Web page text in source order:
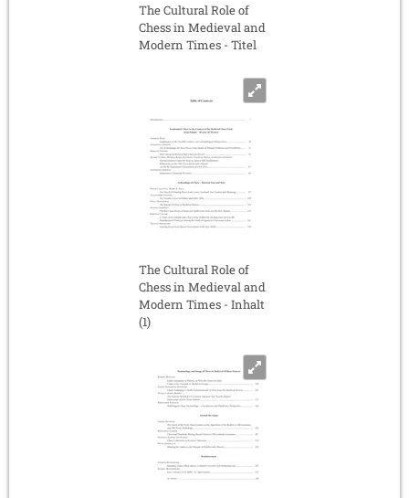
The Cultural Role of
Chess in Medieval and
Modern Times - Titel
The Cultural Role of
Chess in Medieval and
Modern Times - Inhalt
(1)